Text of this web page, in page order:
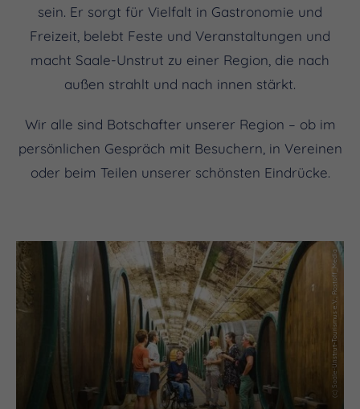
sein. Er sorgt für Vielfalt in Gastronomie und
Freizeit, belebt Feste und Veranstaltungen und
macht Saale-Unstrut zu einer Region, die nach
außen strahlt und nach innen stärkt.
Wir alle sind Botschafter unserer Region – ob im
persönlichen Gespräch mit Besuchern, in Vereinen
oder beim Teilen unserer schönsten Eindrücke.
(c) Saale-Unstrut-Tourismus e.V., Rostoff_Media